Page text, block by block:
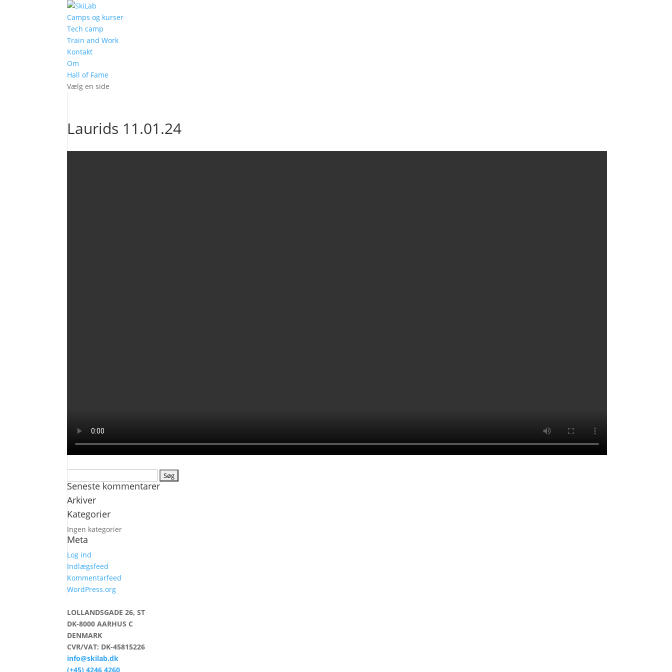
Camps og kurser
Tech camp
Train and Work
Kontakt
Om
Hall of Fame
Vælg en side
Laurids 11.01.24
efter:
Seneste kommentarer
Arkiver
Kategorier
Ingen kategorier
Meta
Log ind
Indlægsfeed
Kommentarfeed
WordPress.org
LOLLANDSGADE 26, ST
DK-8000 AARHUS C
DENMARK
CVR/VAT: DK-45815226
info@skilab.dk
(+45) 4246 4260